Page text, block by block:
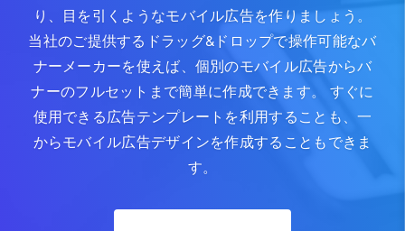
り、目を引くようなモバイル広告を作りましょう。
当社のご提供するドラッグ&ドロップで操作可能なバ
ナーメーカーを使えば、個別のモバイル広告からバ
ナーのフルセットまで簡単に作成できます。 すぐに
使用できる広告テンプレートを利用することも、一
からモバイル広告デザインを作成することもできま
す。